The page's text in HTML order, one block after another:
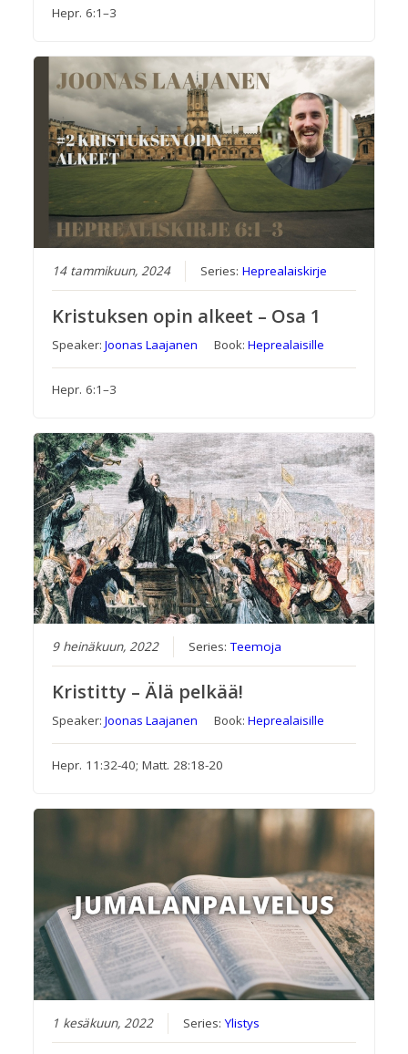
Hepr. 6:1–3
14 tammikuun, 2024 Series:Heprealaiskirje
Kristuksen opin alkeet – Osa 1
Speaker:Joonas Laajanen Book:Heprealaisille
Hepr. 6:1–3
9 heinäkuun, 2022 Series:Teemoja
Kristitty – Älä pelkää!
Speaker:Joonas Laajanen Book:Heprealaisille
Hepr. 11:32-40; Matt. 28:18-20
1 kesäkuun, 2022 Series:Ylistys